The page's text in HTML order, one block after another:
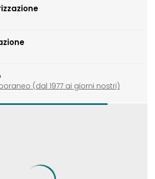
(dal 1977 ai giorni nostri)